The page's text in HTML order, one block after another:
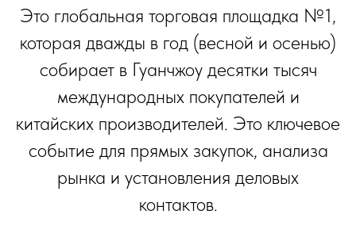
Это глобальная торговая площадка №1,
которая дважды в год (весной и осенью)
собирает в Гуанчжоу десятки тысяч
международных покупателей и
китайских производителей. Это ключевое
событие для прямых закупок, анализа
рынка и установления деловых
контактов.